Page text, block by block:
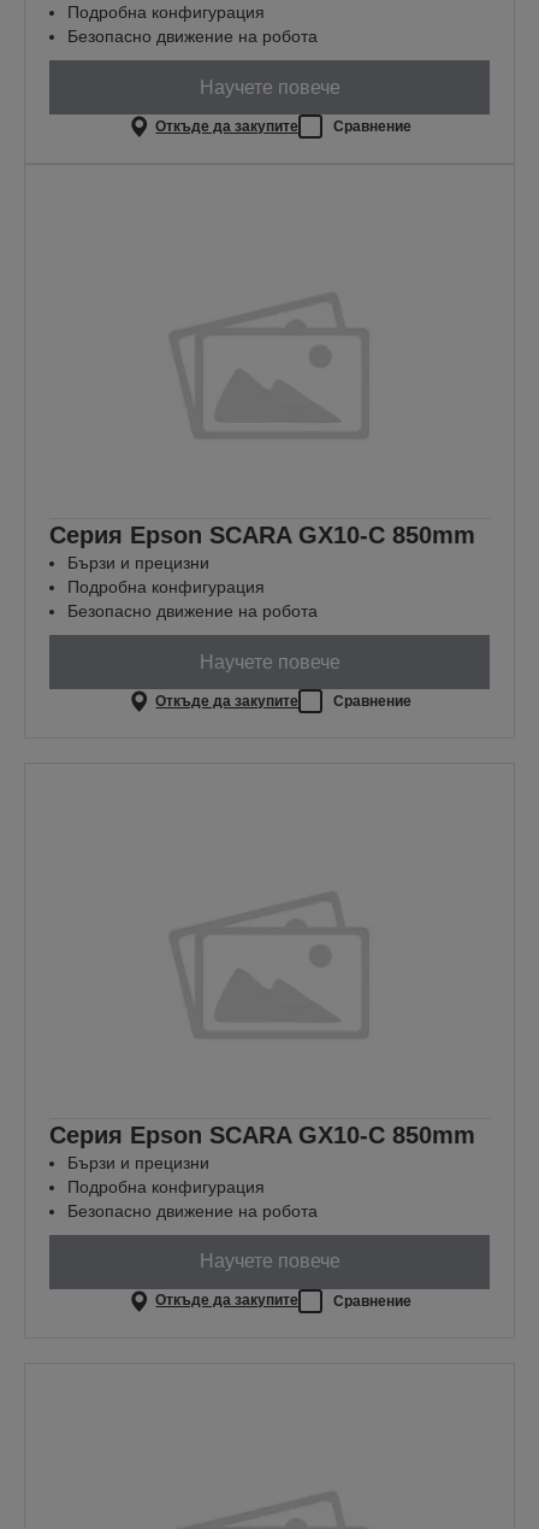
Подробна конфигурация
Безопасно движение на робота
Научете повече
Откъде да закупите Сравнение
Серия Epson SCARA GX10-C 850mm
Бързи и прецизни
Подробна конфигурация
Безопасно движение на робота
Научете повече
Откъде да закупите Сравнение
Серия Epson SCARA GX10-C 850mm
Бързи и прецизни
Подробна конфигурация
Безопасно движение на робота
Научете повече
Откъде да закупите Сравнение